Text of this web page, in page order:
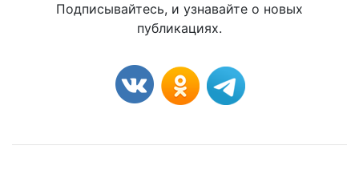
Подписывайтесь, и узнавайте о новых
публикациях.